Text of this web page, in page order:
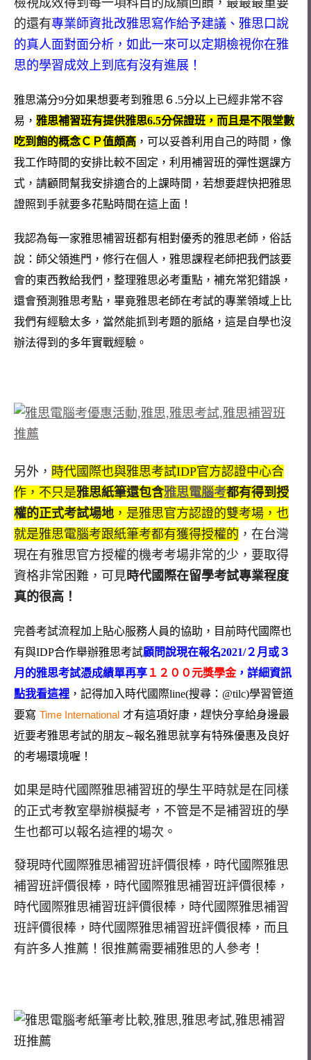
檢視成效得到每一項科目的成績回饋，最最最重要
的還有專業師資批改雅思寫作給予建議、雅思口說
的真人面對面分析，如此一來可以定期檢視你在雅
思的學習成效上到底有沒有進展！
雅思滿分9分如果想要考到雅思６.5分以上已經非常不容
易， 雅思補習班有提供雅思6.5分保證班，而且是不限堂數
吃到飽的概念ＣＰ值頗高 ，可以妥善利用自己的時間，像
我工作時間的安排比較不固定，利用補習班的彈性選課方
式，請顧問幫我安排適合的上課時間，若想要趕快把雅思
證照到手就要多花點時間在這上面！
我認為每一家雅思補習班都有相對優秀的雅思老師，俗話
說：師父領進門，修行在個人，雅思課程老師把我們該要
會的東西教給我們，整理雅思必考重點，補充常犯錯誤，
還會預測雅思考點，畢竟雅思老師在考試的專業領域上比
我們有經驗太多，當然能抓到考題的脈絡，這是自學也沒
辦法得到的多年實戰經驗。
另外， 時代國際也與雅思考試IDP官方認證中心合
作，不只是雅思紙筆還包含雅思電腦考都有得到授
權的正式考試場地 ，是雅思官方認證的雙考場，也
就是雅思電腦考跟紙筆考都有獲得授權的 ，在台灣
現在有雅思官方授權的機考考場非常的少，要取得
資格非常困難，可見時代國際在留學考試專業程度
真的很高！
完善考試流程加上貼心服務人員的協助，目前時代國際也
有與IDP合作舉辦雅思考試顧問說現在報名2021/２月或３
月的雅思考試憑成績單再享 １２００元獎學金，詳細資訊
點我看這裡 ，記得加入時代國際line(搜尋：@tilc)學習管道
要寫 Time International 才有這項好康，趕快分享給身邊最
近要考雅思考試的朋友∼報名雅思就享有特殊優惠及良好
的考場環境喔！
如果是時代國際雅思補習班的學生平時就是在同樣
的正式考教室舉辦模擬考，不管是不是補習班的學
生也都可以報名這裡的場次。
發現時代國際雅思補習班評價很棒，時代國際雅思
補習班評價很棒，時代國際雅思補習班評價很棒，
時代國際雅思補習班評價很棒，時代國際雅思補習
班評價很棒，時代國際雅思補習班評價很棒，而且
有許多人推薦！很推薦需要補雅思的人參考！